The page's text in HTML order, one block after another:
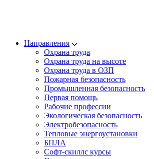
Направления
Охрана труда
Охрана труда на высоте
Охрана труда в ОЗП
Пожарная безопасность
Промышленная безопасность
Первая помощь
Рабочие профессии
Экологическая безопасность
Электробезопасность
Тепловые энергоустановки
БПЛА
Софт-скиллс курсы